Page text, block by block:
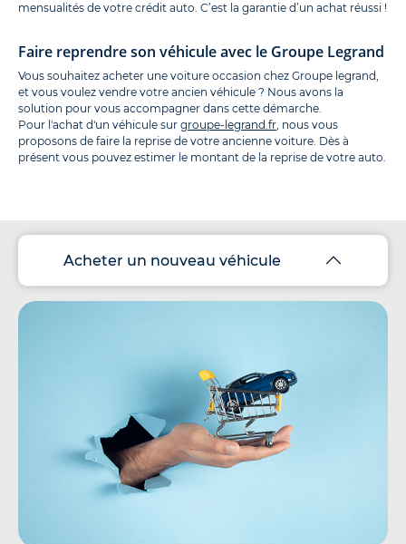
mensualités de votre crédit auto. C’est la garantie d’un achat réussi !
Faire reprendre son véhicule avec le Groupe Legrand
Vous souhaitez acheter une voiture occasion chez Groupe legrand,
et vous voulez vendre votre ancien véhicule ? Nous avons la
solution pour vous accompagner dans cette démarche.
Pour l'achat d'un véhicule sur groupe-legrand.fr, nous vous
proposons de faire la reprise de votre ancienne voiture. Dès à
présent vous pouvez estimer le montant de la reprise de votre auto.
Acheter un nouveau véhicule